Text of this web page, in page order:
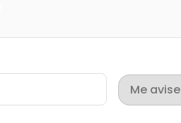
Me avise